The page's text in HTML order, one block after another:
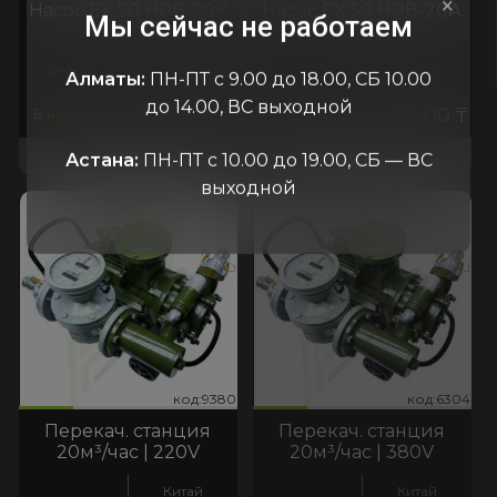
Насос EX 50 НРВ-20К
380v
Destono Китай
330.000₸
В КОРЗИНУ
Насос EX 50 НРВ-20А
220v
Китай
В резерве
В КОРЗИНУ
код:9380 код:9380
Перекач. станция
20м³/час | 220V
Китай
код:6304 код:6304
Перекач. станция
20м³/час | 380V
Китай
×
Мы сейчас не работаем
Алматы: ПН-ПТ с 9.00 до 18.00, СБ 10.00
до 14.00, ВС выходной
Астана: ПН-ПТ с 10.00 до 19.00, СБ — ВС
выходной